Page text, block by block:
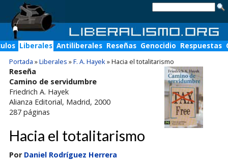
Liberales Antiliberales Reseñas Genocidio Respuestas
Portada »Liberales »F. A. Hayek»Hacia el totalitarismo
Reseña
Camino de servidumbre
Friedrich A. Hayek
Alianza Editorial, Madrid, 2000
287páginas
Hacia el totalitarismo
Por Daniel Rodríguez Herrera